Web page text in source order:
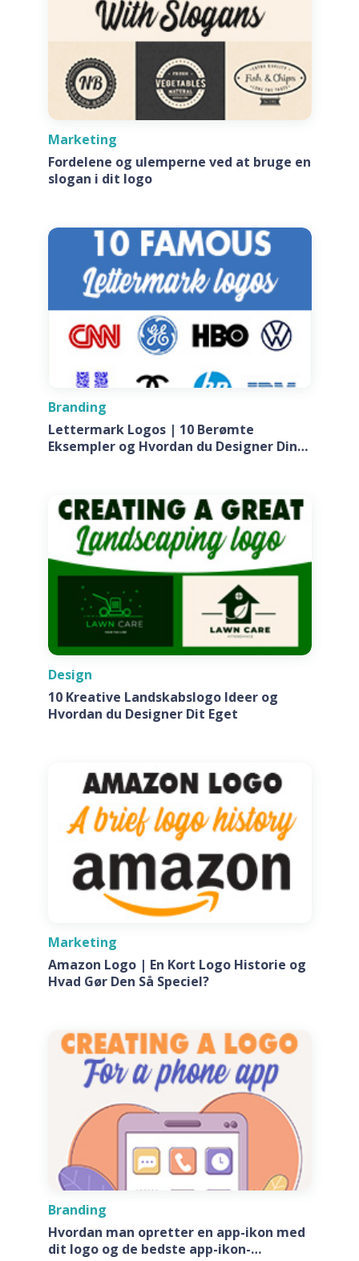
Marketing
Fordelene og ulemperne ved at bruge en
slogan i dit logo
Branding
Lettermark Logos | 10 Berømte
Eksempler og Hvordan du Designer Din
Design
10 Kreative Landskabslogo Ideer og
Hvordan du Designer Dit Eget
Marketing
Amazon Logo | En Kort Logo Historie og
Hvad Gør Den Så Speciel?
Branding
Hvordan man opretter en app-ikon med
dit logo og de bedste app-ikon-